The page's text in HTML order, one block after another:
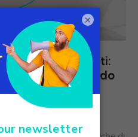
approfondimenti:
sta diventando
experience
×